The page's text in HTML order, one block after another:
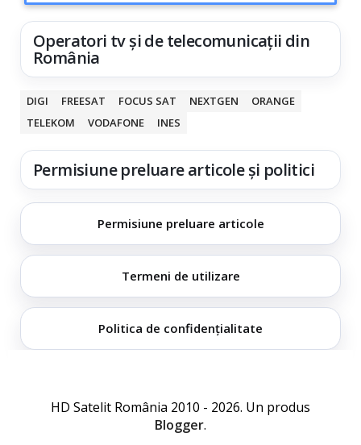
Operatori tv și de telecomunicații din
România
DIGI FREESAT FOCUS SAT NEXTGEN
ORANGE
TELEKOM
VODAFONE INES
Permisiune preluare articole și politici
Permisiune preluare articole
Termeni de utilizare
Politica de confidențialitate
HD Satelit România 2010 - 2026. Un produs
Blogger.